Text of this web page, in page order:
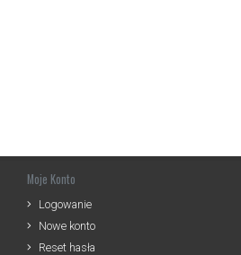
Moje Konto
Logowanie
Nowe konto
Reset hasła